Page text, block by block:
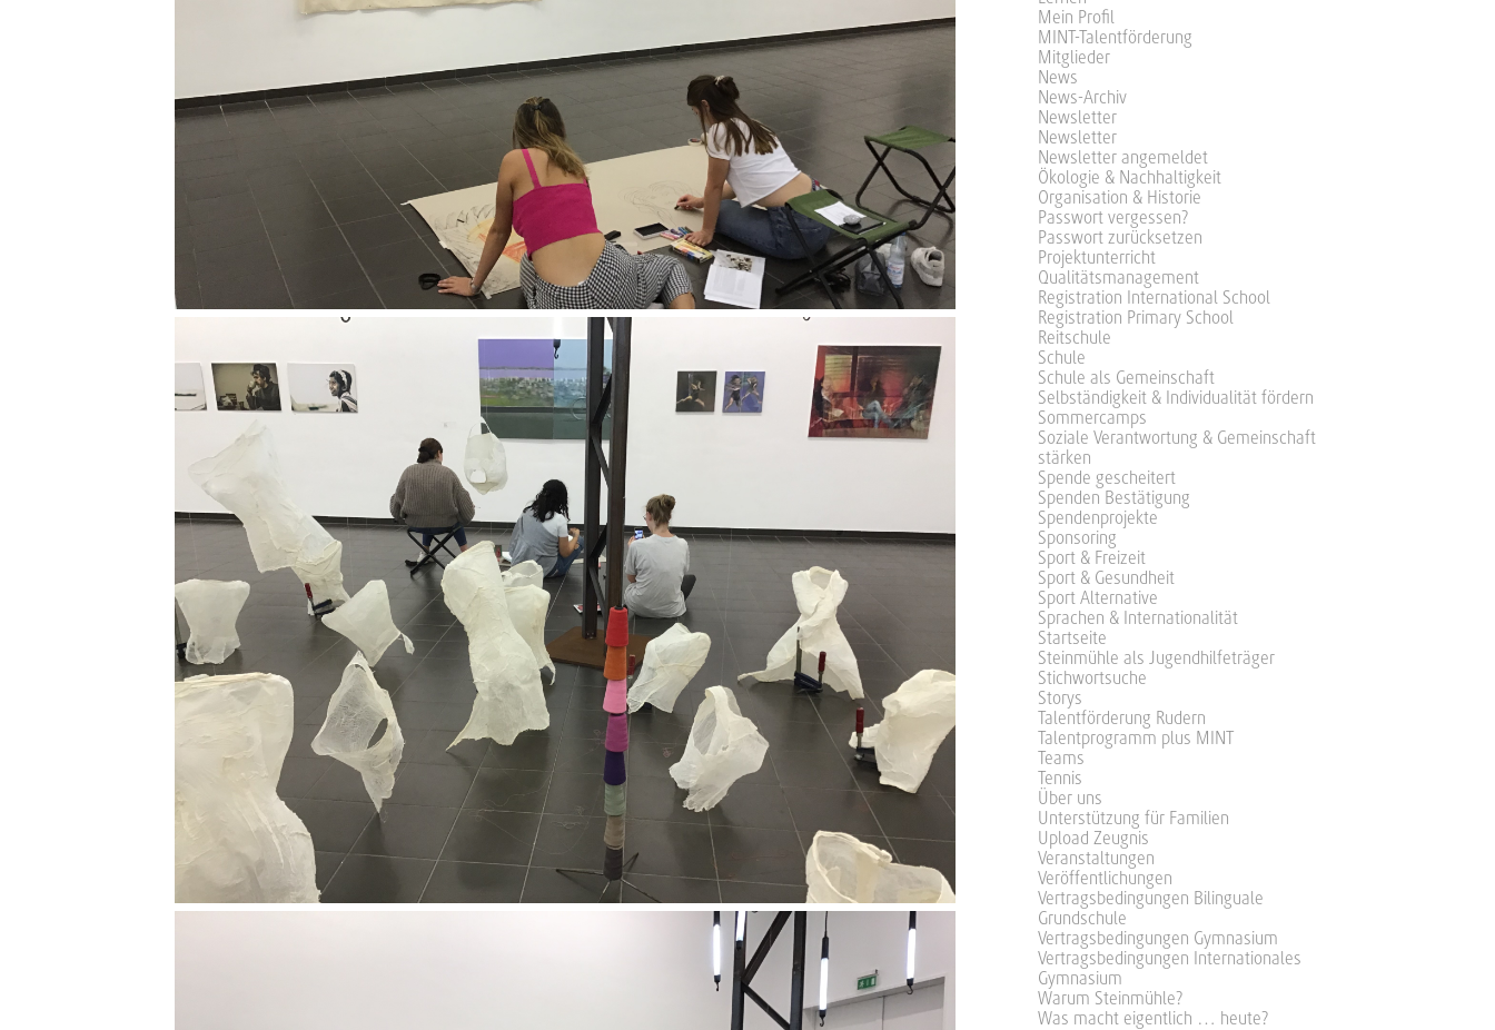
Mein Profil
MINT-Talentförderung
Mitglieder
News
News-Archiv
Newsletter
Newsletter
Newsletter angemeldet
Ökologie & Nachhaltigkeit
Organisation & Historie
Passwort vergessen?
Passwort zurücksetzen
Projektunterricht
Qualitätsmanagement
Registration International School
Registration Primary School
Reitschule
Schule
Schule als Gemeinschaft
Selbständigkeit & Individualität fördern
Sommercamps
Soziale Verantwortung & Gemeinschaft
stärken
Spende gescheitert
Spenden Bestätigung
Spendenprojekte
Sponsoring
Sport & Freizeit
Sport & Gesundheit
Sport Alternative
Sprachen & Internationalität
Startseite
Steinmühle als Jugendhilfeträger
Stichwortsuche
Storys
Talentförderung Rudern
Talentprogramm plus MINT
Teams
Tennis
Über uns
Unterstützung für Familien
Upload Zeugnis
Veranstaltungen
Veröffentlichungen
Vertragsbedingungen Bilinguale
Grundschule
Vertragsbedingungen Gymnasium
Vertragsbedingungen Internationales
Gymnasium
Warum Steinmühle?
Was macht eigentlich … heute?